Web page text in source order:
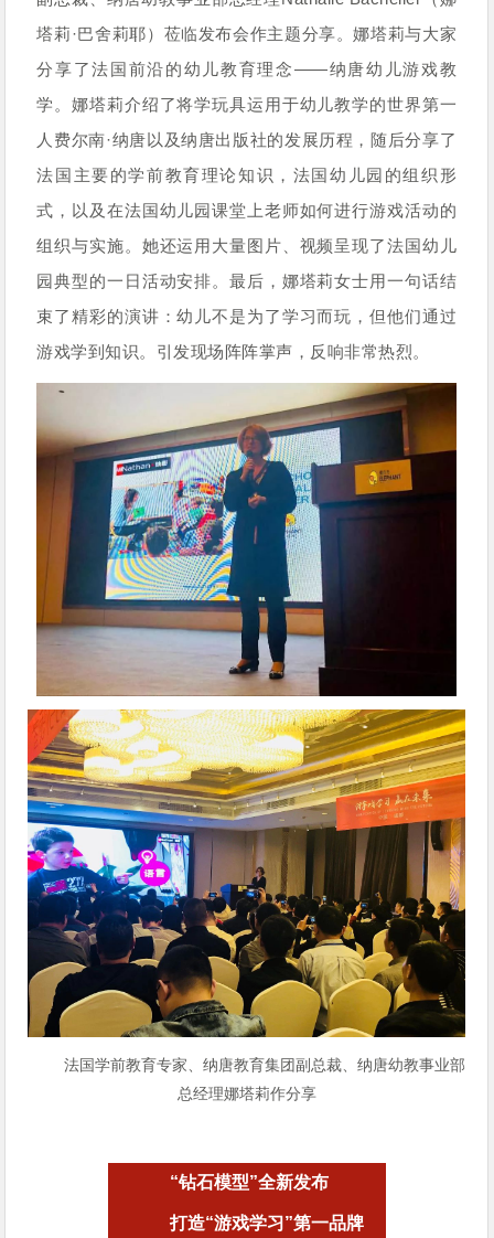
塔莉·巴舍莉耶） 莅临发布会作主题分享。娜塔莉与大家
分享了法国前沿的幼儿教育理念——纳唐幼儿游戏教
学。娜塔莉介绍了将学玩具运用于幼儿教学的世界第一
人费尔南·纳唐以及纳唐出版社的发展历程，随后分享了
法国主要的学前教育理论知识，法国幼儿园的组织形
式，以及在法国幼儿园课堂上老师如何进行游戏活动的
组织与实施。她还运用大量图片、视频呈现了法国幼儿
园典型的一日活动安排。最后，娜塔莉女士用一句话结
束了精彩的演讲：幼儿不是为了学习而玩，但他们通过
游戏学到知识。引发现场阵阵掌声，反响非常热烈。
法国学前教育专家、纳唐教育集团副总裁、纳唐幼教事业部
总经理娜塔莉作分享
“钻石模型”全新发布
打造“游戏学习”第一品牌